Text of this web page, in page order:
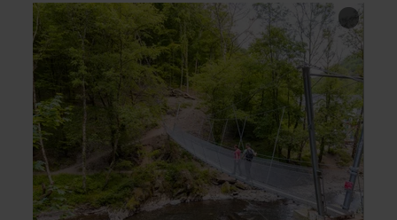
mehr
erfahren
zu:
Alte
Pleiner
Mühle
am
Lieserpfad
mehr